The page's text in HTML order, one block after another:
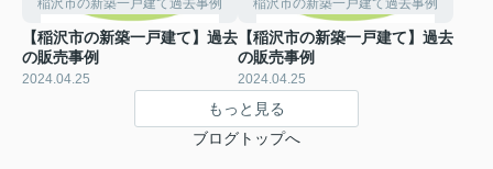
【稲沢市の新築一戸建て】過去
の販売事例
2024.04.25
【稲沢市の新築一戸建て】過去
の販売事例
2024.04.25
もっと見る
ブログトップへ